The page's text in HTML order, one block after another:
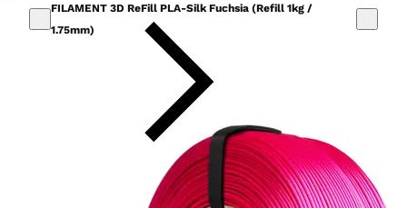
FILAMENT 3D ReFill PLA-Silk Fuchsia (Refill 1kg /
1.75mm)